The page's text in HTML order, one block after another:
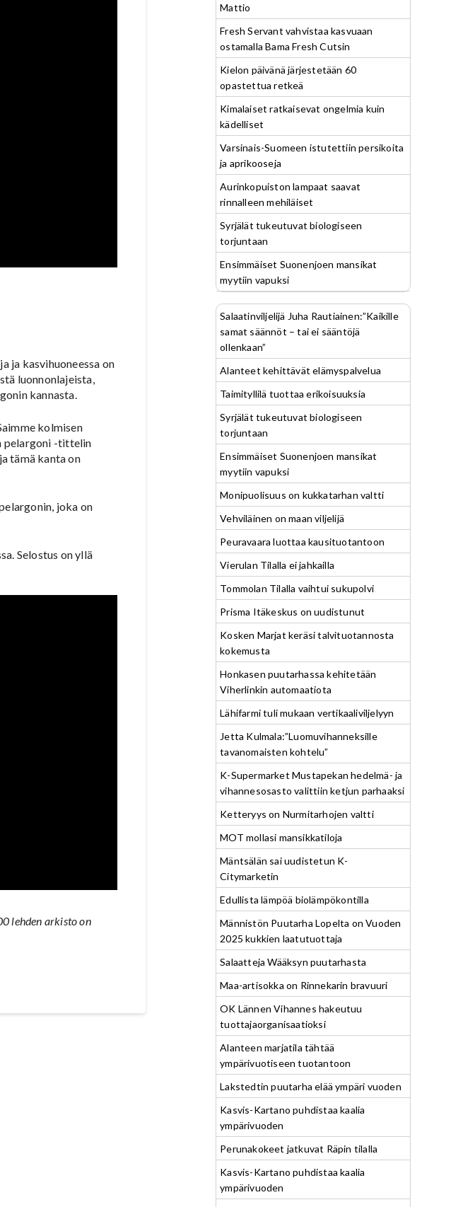
ja kasvihuoneessa on
luonnonlajeista,
kannasta.
kolmisen
pelargoni -tittelin
tämä kanta on
joka on
Selostus on yllä
lehden arkisto on
Mattio
Fresh Servant vahvistaa kasvuaan
ostamalla Bama Fresh Cutsin
Kielon päivänä järjestetään 60
opastettua retkeä
Kimalaiset ratkaisevat ongelmia kuin
kädelliset
Varsinais-Suomeen istutettiin persikoita
ja aprikooseja
Aurinkopuiston lampaat saavat
rinnalleen mehiläiset
Syrjälät tukeutuvat biologiseen
torjuntaan
Ensimmäiset Suonenjoen mansikat
myytiin vapuksi
Salaatinviljelijä Juha Rautiainen:”Kaikille
samat säännöt – tai ei sääntöjä
ollenkaan”
Alanteet kehittävät elämyspalvelua
Taimityllilä tuottaa erikoisuuksia
Syrjälät tukeutuvat biologiseen
torjuntaan
Ensimmäiset Suonenjoen mansikat
myytiin vapuksi
Monipuolisuus on kukkatarhan valtti
Vehviläinen on maan viljelijä
Peuravaara luottaa kausituotantoon
Vierulan Tilalla ei jahkailla
Tommolan Tilalla vaihtui sukupolvi
Prisma Itäkeskus on uudistunut
Kosken Marjat keräsi talvituotannosta
kokemusta
Honkasen puutarhassa kehitetään
Viherlinkin automaatiota
Lähifarmi tuli mukaan vertikaaliviljelyyn
Jetta Kulmala:”Luomuvihanneksille
tavanomaisten kohtelu”
K-Supermarket Mustapekan hedelmä- ja
vihannesosasto valittiin ketjun parhaaksi
Ketteryys on Nurmitarhojen valtti
MOT mollasi mansikkatiloja
Mäntsälän sai uudistetun K-
Citymarketin
Edullista lämpöä biolämpökontilla
Männistön Puutarha Lopelta on Vuoden
2025 kukkien laatutuottaja
Salaatteja Wääksyn puutarhasta
Maa-artisokka on Rinnekarin bravuuri
OK Lännen Vihannes hakeutuu
tuottajaorganisaatioksi
Alanteen marjatila tähtää
ympärivuotiseen tuotantoon
Lakstedtin puutarha elää ympäri vuoden
Kasvis-Kartano puhdistaa kaalia
ympärivuoden
Perunakokeet jatkuvat Räpin tilalla
Kasvis-Kartano puhdistaa kaalia
ympärivuoden